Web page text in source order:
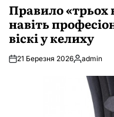
Правило «трьох
навіть
віскі у келиху
21 Березня 2026 admin